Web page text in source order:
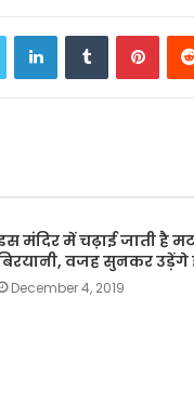
LinkedInTumblr
मंदिर में चढ़ाई जाती है
वजह सुनकर उड़ेंगे
December 4, 2019